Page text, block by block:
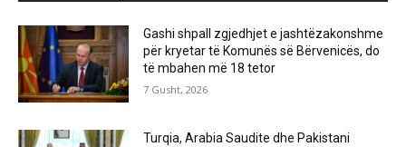
Gashi shpall zgjedhjet e jashtëzakonshme
për kryetar të Komunës së Bërvenicës, do
të mbahen më 18 tetor
7 Gusht, 2026
Turqia, Arabia Saudite dhe Pakistani